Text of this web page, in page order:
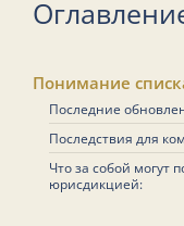
Понимание
Последние
Последствия для
Что за собой могут
юрисдикцией: